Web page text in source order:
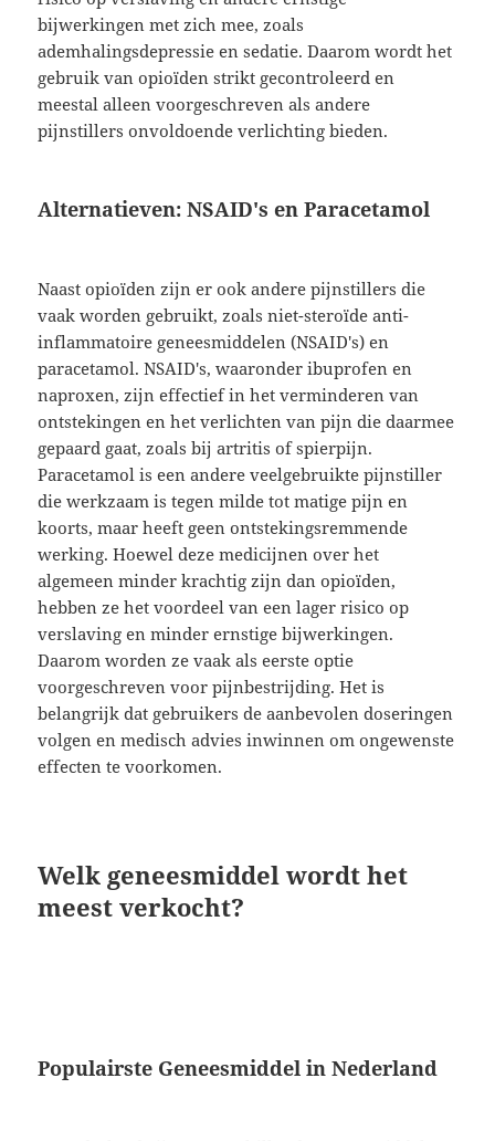
bijwerkingen met zich mee, zoals
ademhalingsdepressie en sedatie. Daarom wordt het
gebruik van opioïden strikt gecontroleerd en
meestal alleen voorgeschreven als andere
pijnstillers onvoldoende verlichting bieden.
Alternatieven: NSAID's en Paracetamol
Naast opioïden zijn er ook andere pijnstillers die
vaak worden gebruikt, zoals niet-steroïde anti-
inflammatoire geneesmiddelen (NSAID's) en
paracetamol. NSAID's, waaronder ibuprofen en
naproxen, zijn effectief in het verminderen van
ontstekingen en het verlichten van pijn die daarmee
gepaard gaat, zoals bij artritis of spierpijn.
Paracetamol is een andere veelgebruikte pijnstiller
die werkzaam is tegen milde tot matige pijn en
koorts, maar heeft geen ontstekingsremmende
werking. Hoewel deze medicijnen over het
algemeen minder krachtig zijn dan opioïden,
hebben ze het voordeel van een lager risico op
verslaving en minder ernstige bijwerkingen.
Daarom worden ze vaak als eerste optie
voorgeschreven voor pijnbestrijding. Het is
belangrijk dat gebruikers de aanbevolen doseringen
volgen en medisch advies inwinnen om ongewenste
effecten te voorkomen.
Welk geneesmiddel wordt het
meest verkocht?
Populairste Geneesmiddel in Nederland